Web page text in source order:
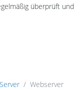
überprüft und
Webserver